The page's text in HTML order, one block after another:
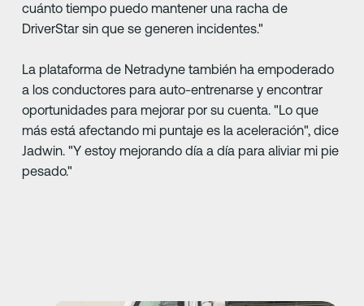
cuánto tiempo puedo mantener una racha de
DriverStar sin que se generen incidentes."
La plataforma de Netradyne también ha empoderado
a los conductores para auto-entrenarse y encontrar
oportunidades para mejorar por su cuenta. "Lo que
más está afectando mi puntaje es la aceleración", dice
Jadwin. "Y estoy mejorando día a día para aliviar mi pie
pesado."